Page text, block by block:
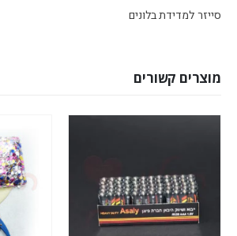
סייזר למדידת בלונים
מוצרים קשורים